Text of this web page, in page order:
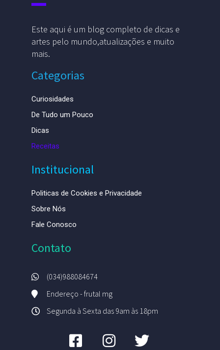
Este aqui é um blog completo de dicas e
artes pelo mundo,atualizações e muito
mais.
Categorias
Curiosidades
De Tudo um Pouco
Dicas
Receitas
Institucional
Politicas de Cookies e Privacidade
Sobre Nós
Fale Conosco
Contato
(034)988084674
Endereço - frutal mg
Segunda à Sexta das 9am às 18pm